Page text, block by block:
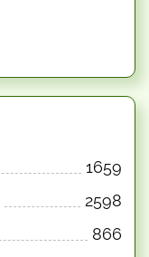
1659
2598
866